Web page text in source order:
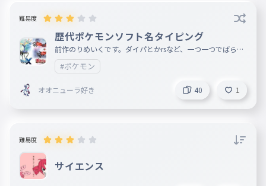
難易度
歴代ポケモンソフト名タイピング
前作のりめいくです。ダイパとかrsなど、一つ一つでばらし
ました。とくべつソフト他にあったら教えてください
#ポケモン
オオニューラ好き 40 1
難易度
サイエンス